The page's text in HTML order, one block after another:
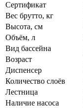
Сертификат
Вес брутто, кг
Высота, см
Объём, л
Вид бассейна
Возраст
Диспенсер
Количество слоёв
Лестница
Наличие насоса